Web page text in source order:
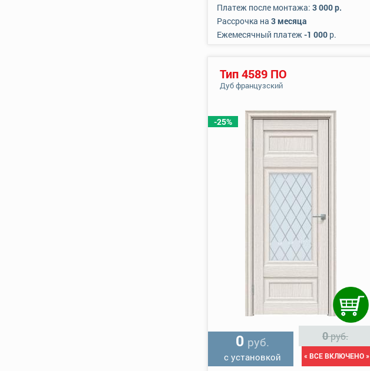
Платеж после монтажа: 3 000 р.
Рассрочка на 3 месяца
Ежемесячный платеж-1 000 р.
-25%
Тип 4589 ПО
Дуб французский
0 руб.
с установкой
0руб.
« ВСЕ ВКЛЮЧЕНО »